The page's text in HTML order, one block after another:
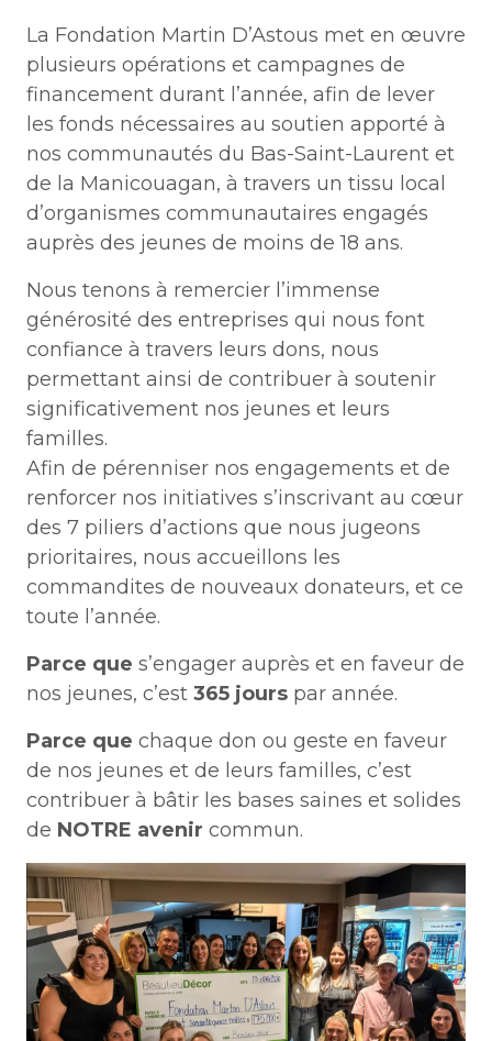
La Fondation Martin D’Astous met en œuvre
plusieurs opérations et campagnes de
financement durant l’année, afin de lever
les fonds nécessaires au soutien apporté à
nos communautés du Bas-Saint-Laurent et
de la Manicouagan, à travers un tissu local
d’organismes communautaires engagés
auprès des jeunes de moins de 18 ans.
Nous tenons à remercier l’immense
générosité des entreprises qui nous font
confiance à travers leurs dons, nous
permettant ainsi de contribuer à soutenir
significativement nos jeunes et leurs
familles.
Afin de pérenniser nos engagements et de
renforcer nos initiatives s’inscrivant au cœur
des 7 piliers d’actions que nous jugeons
prioritaires, nous accueillons les
commandites de nouveaux donateurs, et ce
toute l’année.
Parce que s’engager auprès et en faveur de
nos jeunes, c’est 365 jours par année.
Parce que chaque don ou geste en faveur
de nos jeunes et de leurs familles, c’est
contribuer à bâtir les bases saines et solides
de NOTRE avenir commun.